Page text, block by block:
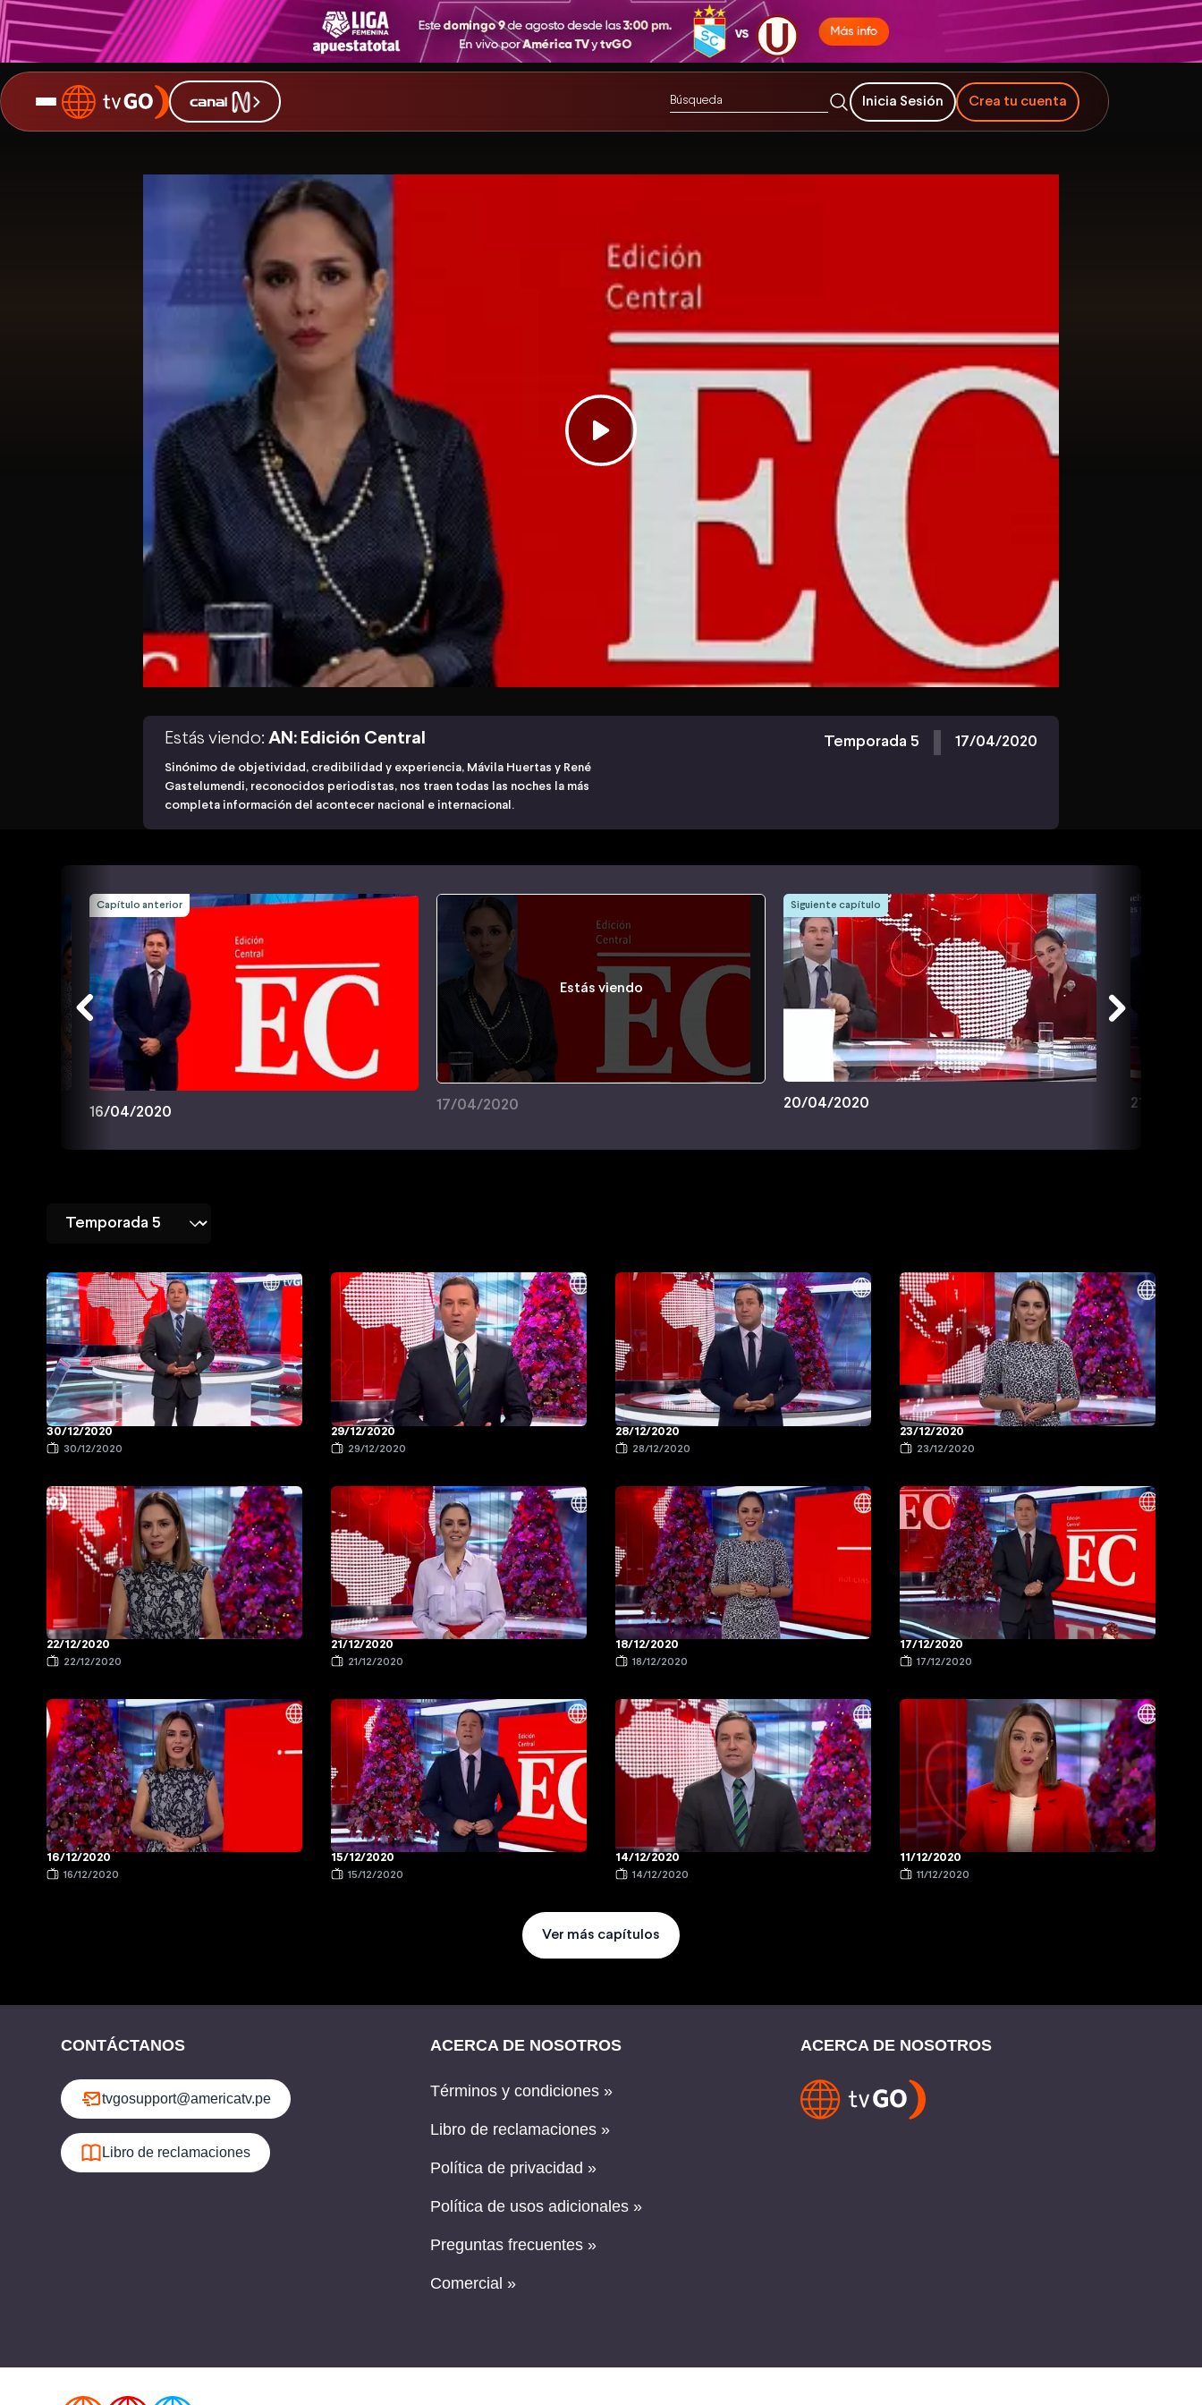
Inicia Sesión Crea tu cuenta
Estás viendo: AN: Edición Central
Sinónimo de objetividad, credibilidad y experiencia, Mávila Huertas y René
Gastelumendi, reconocidos periodistas, nos traen todas las noches la más
completa información del acontecer nacional e internacional.
Temporada 5 17/04/2020
Capítulo anterior
16/04/2020
Estás viendo
17/04/2020
Siguiente capítulo
20/04/2020 21/04/
30/12/2020
30/12/2020
29/12/2020
29/12/2020
28/12/2020
28/12/2020
23/12/2020
23/12/2020
22/12/2020
22/12/2020
21/12/2020
21/12/2020
18/12/2020
18/12/2020
17/12/2020
17/12/2020
16/12/2020
16/12/2020
15/12/2020
15/12/2020
14/12/2020
14/12/2020
11/12/2020
11/12/2020
Ver más capítulos
CONTÁCTANOS
tvgosupport@americatv.pe
Libro de reclamaciones
ACERCA DE NOSOTROS
Términos y condiciones »
Libro de reclamaciones »
Política de privacidad »
Política de usos adicionales »
Preguntas frecuentes »
Comercial »
ACERCA DE NOSOTROS